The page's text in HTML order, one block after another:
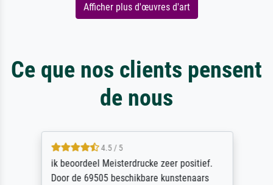
Afficher plus d'œuvres d'art
Ce que nos clients pensent
de nous
4.5 / 5
ik beoordeel Meisterdrucke zeer positief.
Door de 69505 beschikbare kunstenaars